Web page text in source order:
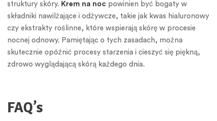
struktury skóry. Krem na noc powinien być bogaty w
składniki nawilżające i odżywcze, takie jak kwas hialuronowy
czy ekstrakty roślinne, które wspierają skórę w procesie
nocnej odnowy. Pamiętając o tych zasadach, można
skutecznie opóźnić procesy starzenia i cieszyć się piękną,
zdrowo wyglądającą skórą każdego dnia.
FAQ’s